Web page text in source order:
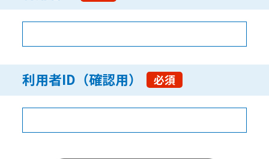
利用者ID（確認用） 必須